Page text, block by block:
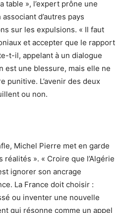
table », l’expert prône une
d’autres pays
sur les expulsions. « Il faut
et accepter que le rapport
t-il, appelant à un dialogue
est une blessure, mais elle ne
punitive. L’avenir des deux
ou non.
Michel Pierre met en garde
». « Croire que l’Algérie
ignorer son ancrage
La France doit choisir :
ou inventer une nouvelle
qui résonne comme un appel